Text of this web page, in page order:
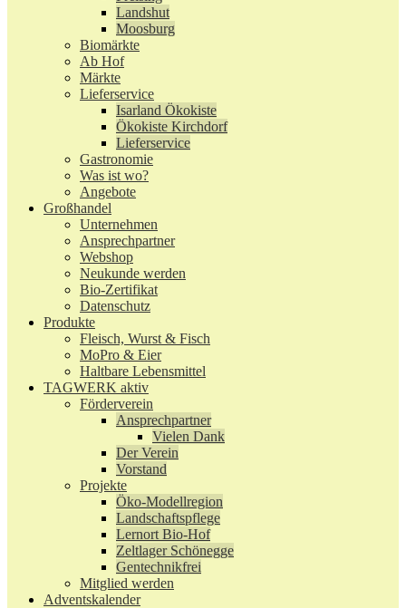
Landshut
Moosburg
Biomärkte
Ab Hof
Märkte
Lieferservice
Isarland Ökokiste
Ökokiste Kirchdorf
Lieferservice
Gastronomie
Was ist wo?
Angebote
Großhandel
Unternehmen
Ansprechpartner
Webshop
Neukunde werden
Bio-Zertifikat
Datenschutz
Produkte
Fleisch, Wurst & Fisch
MoPro & Eier
Haltbare Lebensmittel
TAGWERK aktiv
Förderverein
Ansprechpartner
Vielen Dank
Der Verein
Vorstand
Projekte
Öko-Modellregion
Landschaftspflege
Lernort Bio-Hof
Zeltlager Schönegge
Gentechnikfrei
Mitglied werden
Adventskalender